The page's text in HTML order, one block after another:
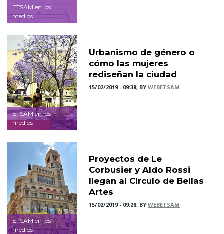
ETSAM en los
medios
ETSAM en los
medios
Urbanismo de género o
cómo las mujeres
rediseñan la ciudad
15/02/2019 - 09:38, BYWEBETSAM
ETSAM en los
medios
Proyectos de Le
Corbusier y Aldo Rossi
llegan al Círculo de Bellas
Artes
15/02/2019 - 09:28, BYWEBETSAM